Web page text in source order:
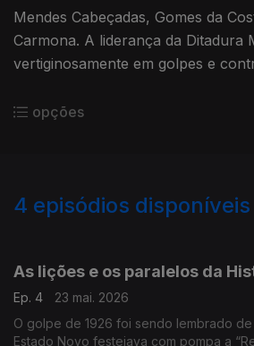
Mendes Cabeçadas, Gomes da
Carmona. A liderança da Ditadura
vertiginosamente em golpes e
opções
4 episódios disponíveis
As lições e os paralelos da
Ep. 4
23 mai. 2026
O golpe de 1926 foi sendo lembrado
Estado Novo festejava com pompa a